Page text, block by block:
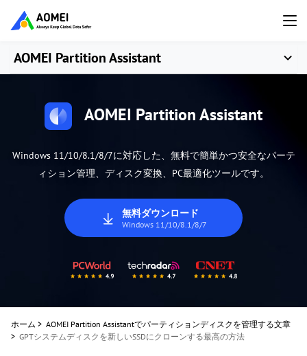
AOMEI Partition Assistant
AOMEI Partition Assistant
Windows 11/10/8.1/8/7に対応した、無料で簡単かつ安全なパーテ
ィション管理、ディスク変換、PC最適化ツールです。
無料ダウンロード
Windows 11/10/8.1/8/7
ホーム > AOMEI Partition Assistantでパーティションディスクを管理する文章
> GPTシステムディスクを新しいSSDにクローンする最高の方法